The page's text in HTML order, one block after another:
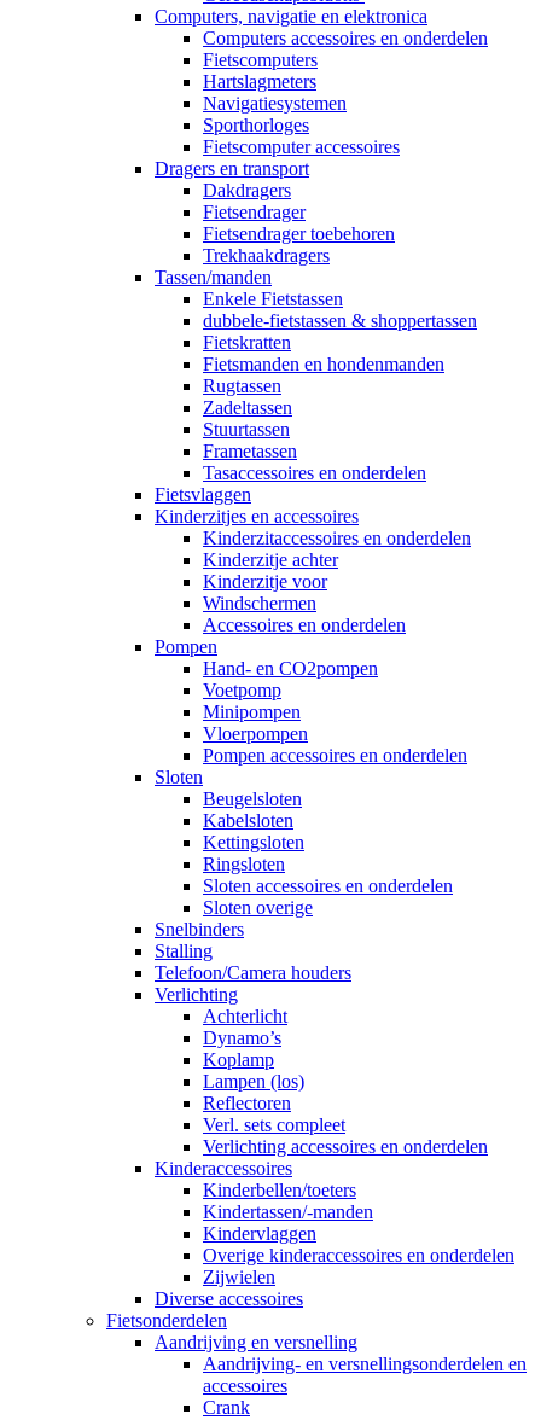
Computers, navigatie en elektronica
Computers accessoires en onderdelen
Fietscomputers
Hartslagmeters
Navigatiesystemen
Sporthorloges
Fietscomputer accessoires
Dragers en transport
Dakdragers
Fietsendrager
Fietsendrager toebehoren
Trekhaakdragers
Tassen/manden
Enkele Fietstassen
dubbele-fietstassen & shoppertassen
Fietskratten
Fietsmanden en hondenmanden
Rugtassen
Zadeltassen
Stuurtassen
Frametassen
Tasaccessoires en onderdelen
Fietsvlaggen
Kinderzitjes en accessoires
Kinderzitaccessoires en onderdelen
Kinderzitje achter
Kinderzitje voor
Windschermen
Accessoires en onderdelen
Pompen
Hand- en CO2pompen
Voetpomp
Minipompen
Vloerpompen
Pompen accessoires en onderdelen
Sloten
Beugelsloten
Kabelsloten
Kettingsloten
Ringsloten
Sloten accessoires en onderdelen
Sloten overige
Snelbinders
Stalling
Telefoon/Camera houders
Verlichting
Achterlicht
Dynamo’s
Koplamp
Lampen (los)
Reflectoren
Verl. sets compleet
Verlichting accessoires en onderdelen
Kinderaccessoires
Kinderbellen/toeters
Kindertassen/-manden
Kindervlaggen
Overige kinderaccessoires en onderdelen
Zijwielen
Diverse accessoires
Fietsonderdelen
Aandrijving en versnelling
Aandrijving- en versnellingsonderdelen en
accessoires
Crank